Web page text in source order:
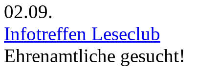
02.09.
Infotreffen Leseclub
Ehrenamtliche gesucht!